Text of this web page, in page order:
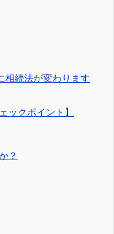
相続法が変わります
ックポイント】
？